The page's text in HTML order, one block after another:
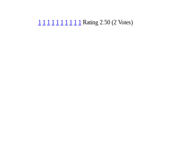
1 1 1 1 1 1 1 1 1 1 Rating 2.50 (2 Votes)